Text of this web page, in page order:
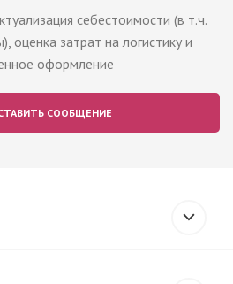
себестоимости (в т.ч.
оценка затрат на логистику и
оформление
СООБЩЕНИЕ